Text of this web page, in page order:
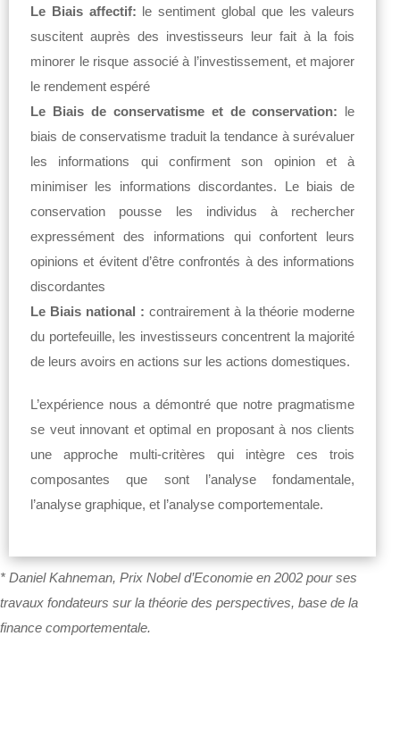
Le Biais affectif: le sentiment global que les valeurs
suscitent auprès des investisseurs leur fait à la fois
minorer le risque associé à l’investissement, et majorer
le rendement espéré
Le Biais de conservatisme et de conservation: le
biais de conservatisme traduit la tendance à surévaluer
les informations qui confirment son opinion et à
minimiser les informations discordantes. Le biais de
conservation pousse les individus à rechercher
expressément des informations qui confortent leurs
opinions et évitent d’être confrontés à des informations
discordantes
Le Biais national : contrairement à la théorie moderne
du portefeuille, les investisseurs concentrent la majorité
de leurs avoirs en actions sur les actions domestiques.
L’expérience nous a démontré que notre pragmatisme
se veut innovant et optimal en proposant à nos clients
une approche multi-critères qui intègre ces trois
composantes que sont l’analyse fondamentale,
l’analyse graphique, et l’analyse comportementale.
* Daniel Kahneman, Prix Nobel d’Economie en 2002 pour ses
travaux fondateurs sur la théorie des perspectives, base de la
finance comportementale.